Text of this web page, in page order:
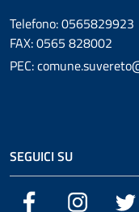
Telefono: 0565829923
FAX: 0565 828002
PEC:
SEGUICI SU
Facebook Instagram